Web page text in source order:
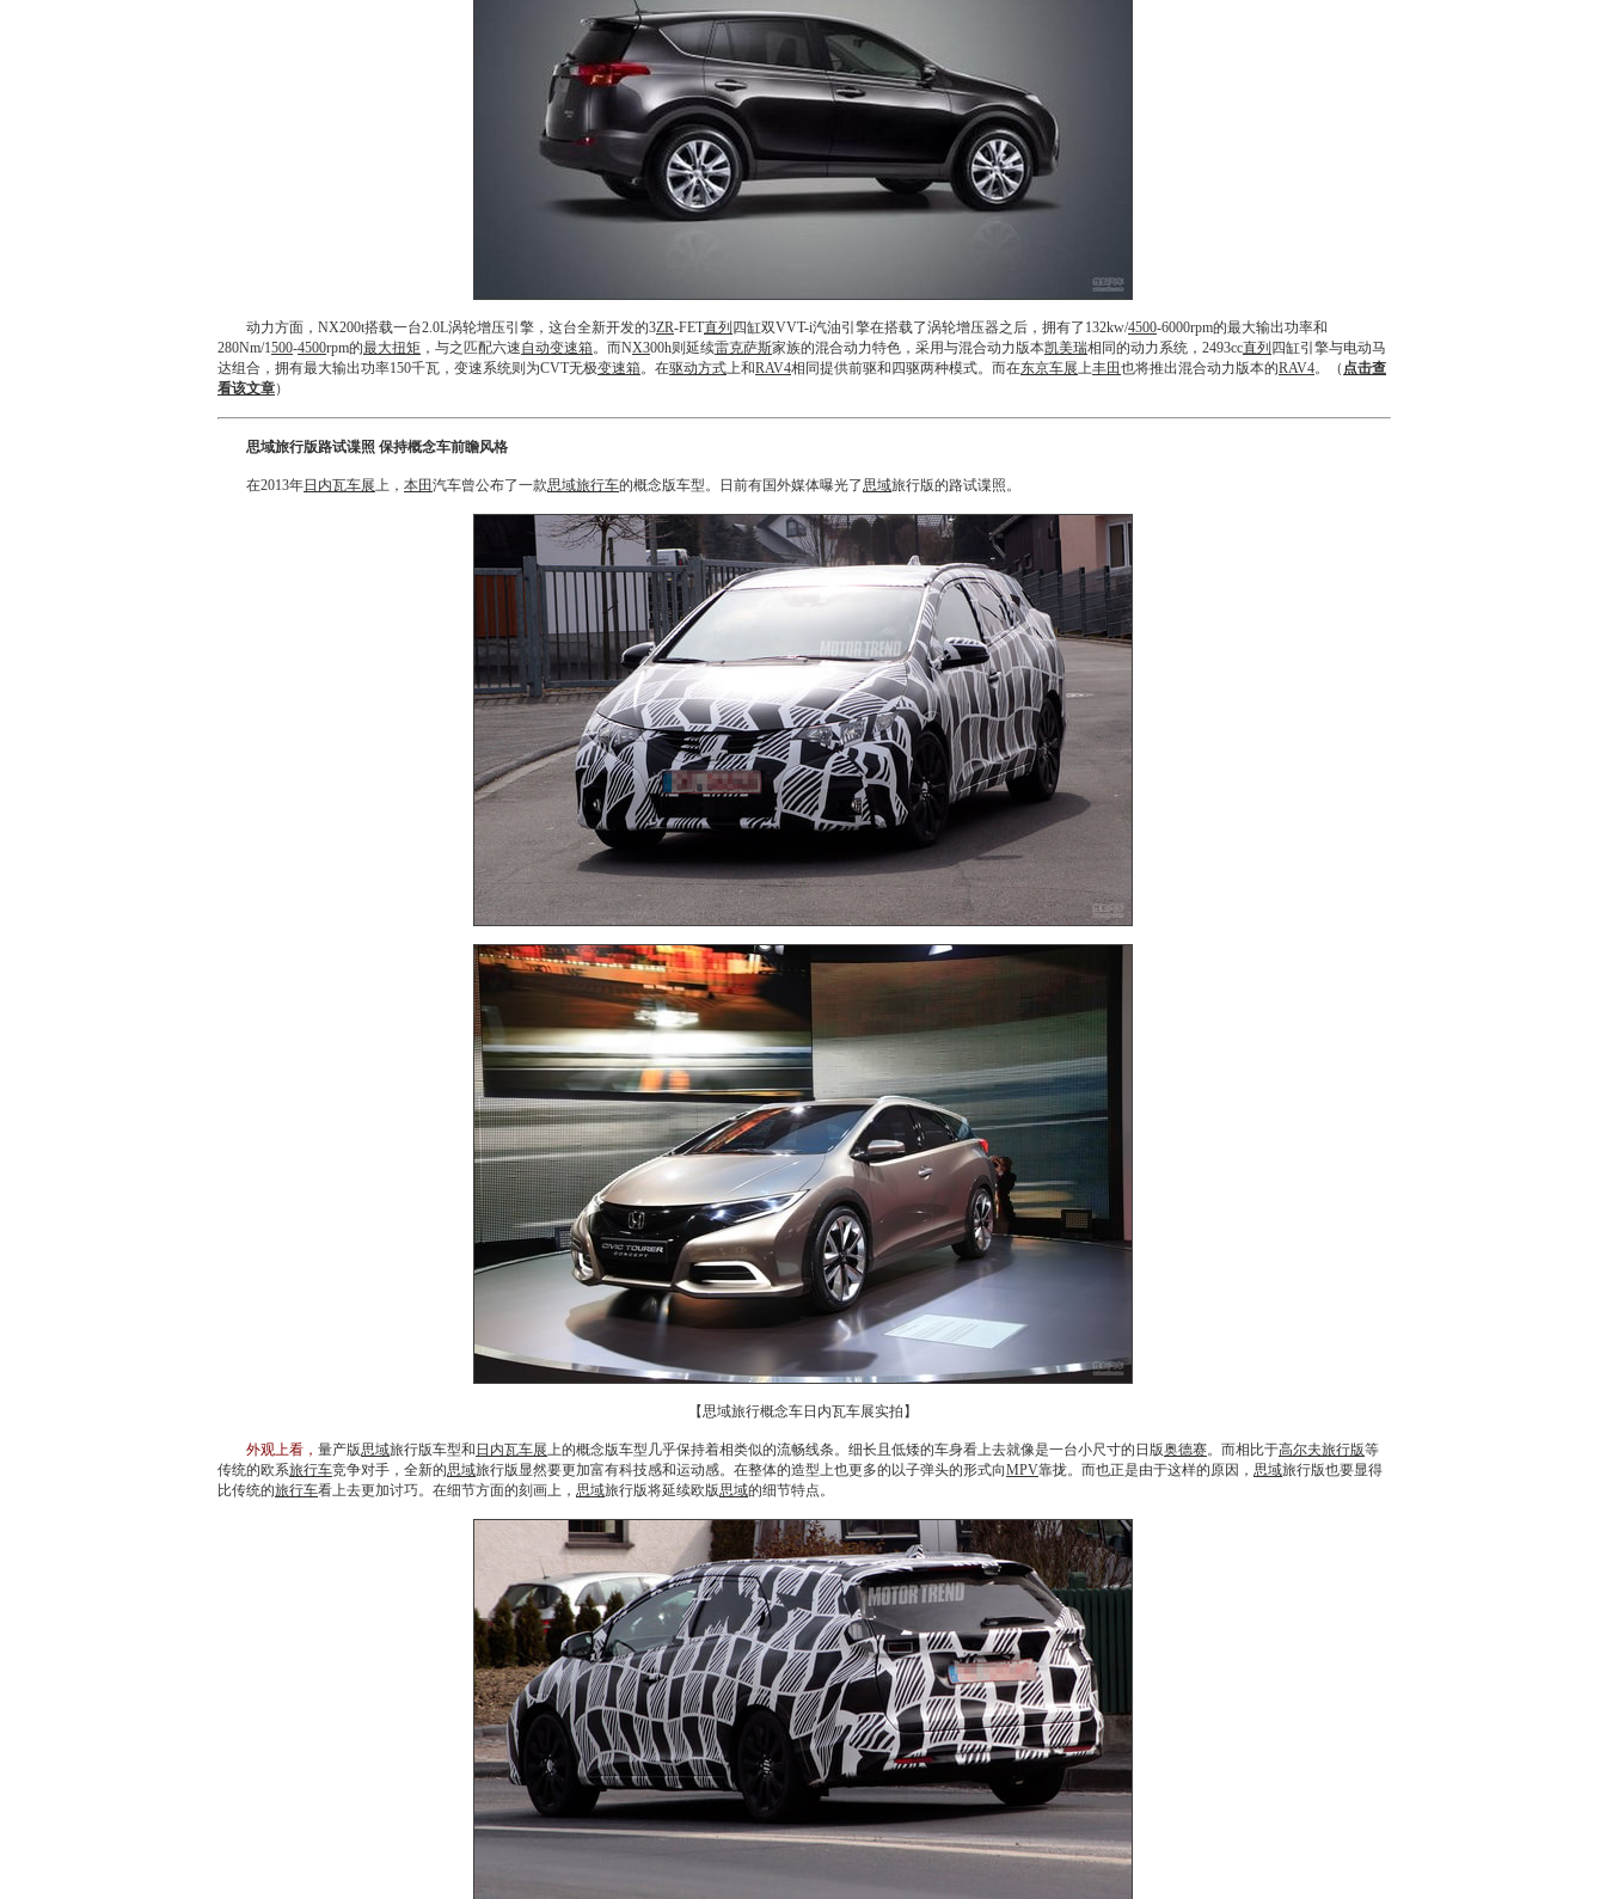
动力方面，NX200t搭载一台2.0L涡轮增压引擎，这台全新开发的3ZR-FET直列 四缸双VVT-i汽油引擎在搭载了涡轮增压器之后，拥有了132kw/4500-6000rpm的最大输出功率和
280Nm/1500-4500rpm的最大扭矩 ，与之匹配六速自动变速箱。而NX300h则延续雷克萨斯家族的混合动力特色，采用与混合动力版本凯美瑞相同的动力系统，2493cc直列 四缸引擎与电动马
达组合，拥有最大输出功率150千瓦，变速系统则为CVT无极变速箱。在驱动方式上和RAV4相同提供前驱和四驱两种模式。而在东京车展上丰田也将推出混合动力版本的RAV4。（ 点击查
看该文章）
思域旅行版路试谍照 保持概念车前瞻风格
在2013年日内瓦车展上， 本田汽车曾公布了一款思域旅行车的概念版车型。日前有国外媒体曝光了思域旅行版的路试谍照。
【思域旅行概念车日内瓦车展实拍】
外观上看， 量产版思域旅行版车型和 日内瓦车展上的概念版车型几乎保持着相类似的流畅线条。细长且低矮的车身看上去就像是一台小尺寸的日版奥德赛。而相比于高尔夫旅行版等
传统的欧系旅行车竞争对手，全新的思域旅行版显然要更加富有科技感和运动感。在整体的造型上也更多的以子弹头的形式向MPV靠拢。而也正是由于这样的原因， 思域旅行版也要显得
比传统的旅行车看上去更加讨巧。在细节方面的刻画上， 思域旅行版将延续欧版思域的细节特点。